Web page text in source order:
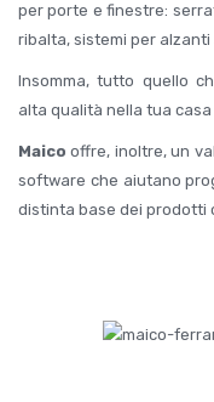
per porte e finestre:
ribalta, sistemi per
Insomma, tutto quello
alta qualità nella tua
Maico offre, inoltre, un
software che aiutano
distinta base dei prodotti